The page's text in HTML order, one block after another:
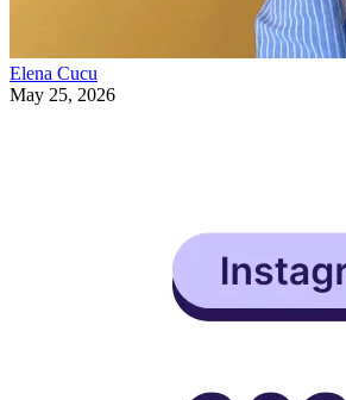
Elena Cucu
May 25, 2026